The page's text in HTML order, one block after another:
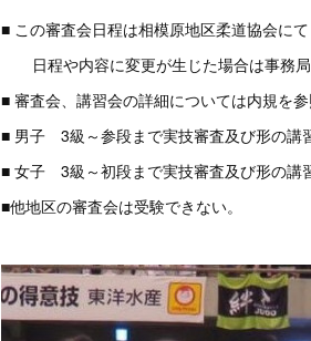
■ この審査会日程は相模原地区柔道協会に
日程や内容に変更が生じた場合は事務局
■ 審査会、講習会の詳細については内規を参
■ 男子 3級～参段まで実技審査及び形の講
■ 女子 3級～初段まで実技審査及び形の講
■他地区の審査会は受験できない。